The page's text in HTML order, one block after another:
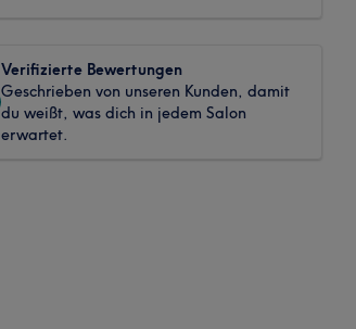
Verifizierte Bewertungen
Geschrieben von unseren Kunden, damit
du weißt, was dich in jedem Salon
erwartet.